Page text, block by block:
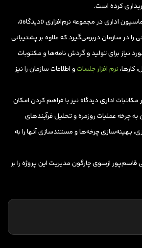
کرده است.
اداری در مجموعه نرم‌افزاری «دیدگاه»،
را در سازمان دربرمی‌گیرد که علاوه بر پشتیبانی
نیاز برای تولید و گردش نامه‌ها و مکتوبات
کارها،نرم افزار جلساتو اطلاعات سازمان را نیز
مکاتبات اداری دیدگاه نیز با فراهم کردن امکان
چرخه عملیات روزمره و تحلیل فرآیندهای
بهینه‌سازی چرخه‌ها و مستندسازی آنها را به
ازسوی چارگون مدیریت این پروژه را بر